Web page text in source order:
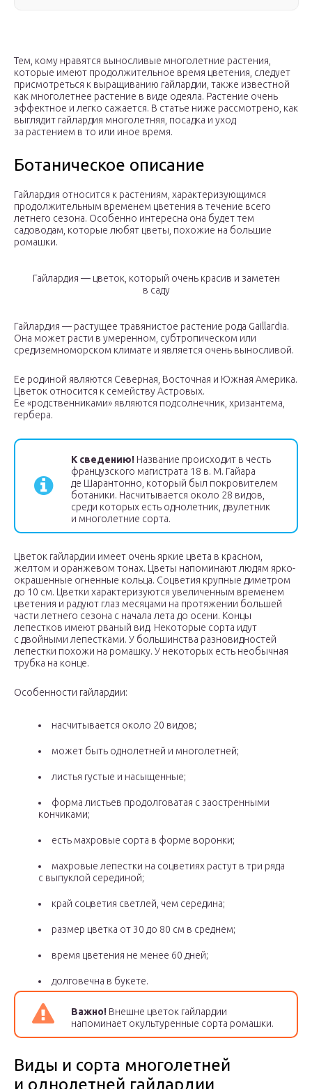
Тем, кому нравятся выносливые многолетние растения,
которые имеют продолжительное время цветения, следует
присмотреться к выращиванию гайлардии, также известной
как многолетнее растение в виде одеяла. Растение очень
эффектное и легко сажается. В статье ниже рассмотрено, как
выглядит гайлардия многолетняя, посадка и уход
за растением в то или иное время.
Ботаническое описание
Гайлардия относится к растениям, характеризующимся
продолжительным временем цветения в течение всего
летнего сезона. Особенно интересна она будет тем
садоводам, которые любят цветы, похожие на большие
ромашки.
Гайлардия — цветок, который очень красив и заметен
в саду
Гайлардия — растущее травянистое растение рода Gaillardia.
Она может расти в умеренном, субтропическом или
средиземноморском климате и является очень выносливой.
Ее родиной являются Северная, Восточная и Южная Америка.
Цветок относится к семейству Астровых.
Ее «родственниками» являются подсолнечник, хризантема,
гербера.
К сведению! Название происходит в честь
французского магистрата 18 в. М. Гайара
де Шарантонно, который был покровителем
ботаники. Насчитывается около 28 видов,
среди которых есть однолетник, двулетник
и многолетние сорта.
Цветок гайлардии имеет очень яркие цвета в красном,
желтом и оранжевом тонах. Цветы напоминают людям ярко-
окрашенные огненные кольца. Соцветия крупные диметром
до 10 см. Цветки характеризуются увеличенным временем
цветения и радуют глаз месяцами на протяжении большей
части летнего сезона с начала лета до осени. Концы
лепестков имеют рваный вид. Некоторые сорта идут
с двойными лепестками. У большинства разновидностей
лепестки похожи на ромашку. У некоторых есть необычная
трубка на конце.
Особенности гайлардии:
насчитывается около 20 видов;
может быть однолетней и многолетней;
листья густые и насыщенные;
форма листьев продолговатая с заостренными
кончиками;
есть махровые сорта в форме воронки;
махровые лепестки на соцветиях растут в три ряда
с выпуклой серединой;
край соцветия светлей, чем середина;
размер цветка от 30 до 80 см в среднем;
время цветения не менее 60 дней;
долговечна в букете.
Важно! Внешне цветок гайлардии
напоминает окультуренные сорта ромашки.
Виды и сорта многолетней
и однолетней гайлардии